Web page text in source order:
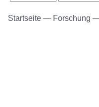
Startseite Forschung